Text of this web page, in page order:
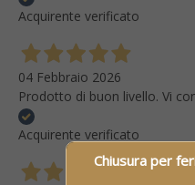
Chiusura per
Acquirente verificato
04 Febbraio 2026
Prodotto di buon livello. Vi
Acquirente verificato